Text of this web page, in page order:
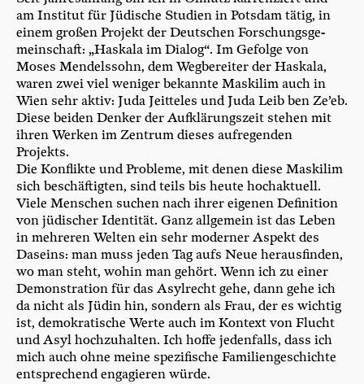
am Insti­tut für Jüdi­sche Stu­di­en in Pots­dam tätig, in
einem gro­ßen Pro­jekt der Deut­schen For­schungs­ge­
mein­schaft: „Haska­la im Dia­log“. Im Gefol­ge von
Moses Men­dels­sohn, dem Weg­be­rei­ter der Haska­la,
waren zwei viel weni­ger bekann­te Maski­lim auch in
Wien sehr aktiv: Juda Jeit­te­les und Juda Leib ben Ze’eb.
Die­se bei­den Den­ker der Auf­klä­rungs­zeit ste­hen mit
ihren Wer­ken im Zen­trum die­ses auf­re­gen­den
Projekts.
Die Kon­flik­te und Pro­ble­me, mit denen die­se Maski­lim
sich beschäf­tig­ten, sind teils bis heu­te hoch­ak­tu­ell.
Vie­le Men­schen suchen nach ihrer eige­nen Defi­ni­ti­on
von jüdi­scher Iden­ti­tät. Ganz all­ge­mein ist das Leben
in meh­re­ren Wel­ten ein sehr moder­ner Aspekt des
Daseins: man muss jeden Tag aufs Neue her­aus­fin­den,
wo man steht, wohin man gehört. Wenn ich zu einer
Demons­tra­ti­on für das Asyl­recht gehe, dann gehe ich
da nicht als Jüdin hin, son­dern als Frau, der es wich­tig
ist, demo­kra­ti­sche Wer­te auch im Kon­text von Flucht
und Asyl hoch­zu­hal­ten. Ich hof­fe jeden­falls, dass ich
mich auch ohne mei­ne spe­zi­fi­sche Fami­li­en­ge­schich­te
ent­spre­chend enga­gie­ren würde.